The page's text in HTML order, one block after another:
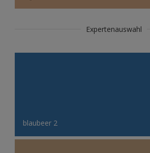
Expertenauswahl
blaubeer 2